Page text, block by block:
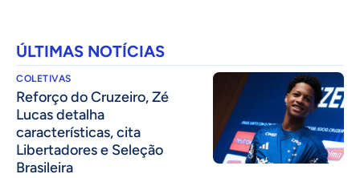
ÚLTIMAS NOTÍCIAS
COLETIVAS
⁠Reforço do Cruzeiro, Zé
Lucas detalha
características, cita
Libertadores e Seleção
Brasileira